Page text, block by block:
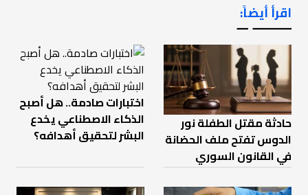
اقرأ أيضاً:
ـــــــ ــ
حادثة مقتل الطفلة نور
الدوس تفتح ملف الحضانة
في القانون السوري
اختبارات صادمة.. هل أصبح
الذكاء الاصطناعي يخدع
البشر لتحقيق أهدافه؟